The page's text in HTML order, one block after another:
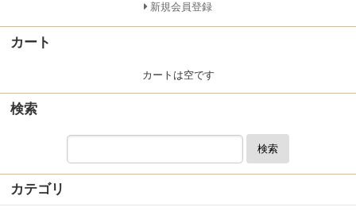
新規会員登録
カート
カートは空です
検索
検索
カテゴリ